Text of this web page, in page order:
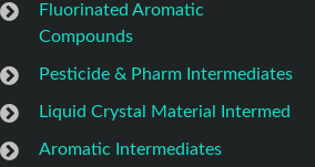
Fluorinated Aromatic
Compounds
Pesticide & Pharm Intermediates
Liquid Crystal Material Intermed
Aromatic Intermediates